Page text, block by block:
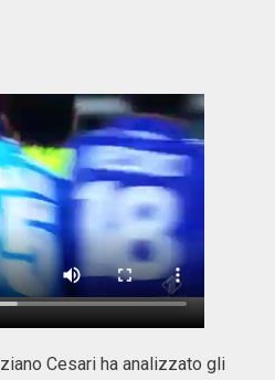
Cesari ha analizzato gli